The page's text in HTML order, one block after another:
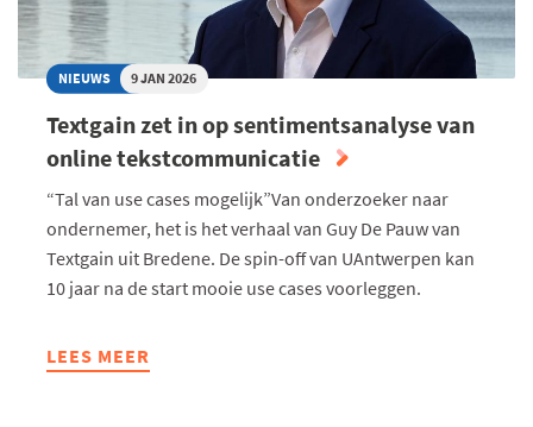
NIEUWS 9 JAN 2026
Textgain zet in op sentimentsanalyse van
online tekstcommunicatie
“Tal van use cases mogelijk”Van onderzoeker naar
ondernemer, het is het verhaal van Guy De Pauw van
Textgain uit Bredene. De spin-off van UAntwerpen kan
10 jaar na de start mooie use cases voorleggen.
LEES MEER
ABOUT